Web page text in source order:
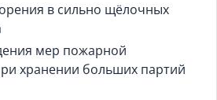
в сильно щёлочных
мер пожарной
хранении больших партий